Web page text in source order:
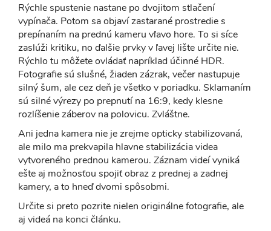
Rýchle spustenie nastane po dvojitom stlačení
vypínača. Potom sa objaví zastarané prostredie s
prepínaním na prednú kameru vľavo hore. To si síce
zaslúži kritiku, no ďalšie prvky v ľavej lište určite nie.
Rýchlo tu môžete ovládať napríklad účinné HDR.
Fotografie sú slušné, žiaden zázrak, večer nastupuje
silný šum, ale cez deň je všetko v poriadku. Sklamaním
sú silné výrezy po prepnutí na 16:9, kedy klesne
rozlíšenie záberov na polovicu. Zvláštne.
Ani jedna kamera nie je zrejme opticky stabilizovaná,
ale milo ma prekvapila hlavne stabilizácia videa
vytvoreného prednou kamerou. Záznam videí vyniká
ešte aj možnosťou spojiť obraz z prednej a zadnej
kamery, a to hneď dvomi spôsobmi.
Určite si preto pozrite nielen originálne fotografie, ale
aj videá na konci článku.